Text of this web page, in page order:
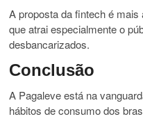
A proposta da fintech é
que atrai especialmente o
desbancarizados.
Conclusão
A Pagaleve está na
hábitos de consumo dos